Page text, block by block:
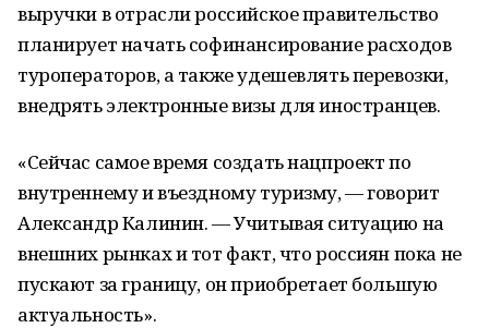
выручки в отрасли российское правительство
планирует начать софинансирование расходов
туроператоров, а также удешевлять перевозки,
внедрять электронные визы для иностранцев.
«Сейчас самое время создать нацпроект по
внутреннему и въездному туризму, — говорит
Александр Калинин. — Учитывая ситуацию на
внешних рынках и тот факт, что россиян пока не
пускают за границу, он приобретает большую
актуальность».